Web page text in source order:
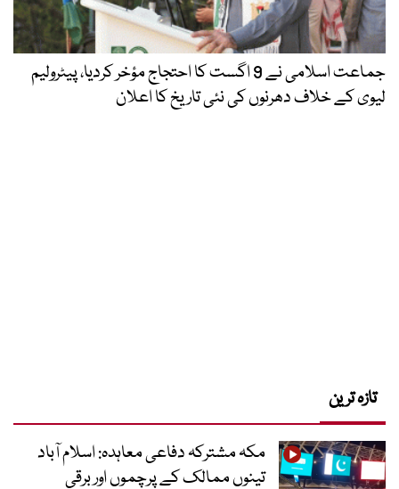
جماعت اسلامی نے 9 اگست کا احتجاج مؤخر کردیا، پیٹرولیم
لیوی کے خلاف دھرنوں کی نئی تاریخ کا اعلان
تازہ ترین
مکہ مشترکہ دفاعی معاہدہ: اسلام آباد
تینوں ممالک کے پرچموں اور برقی